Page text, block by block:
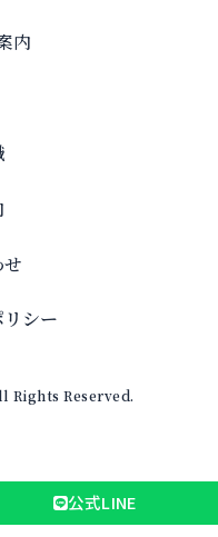
内
シー
Rights Reserved.
公式LINE